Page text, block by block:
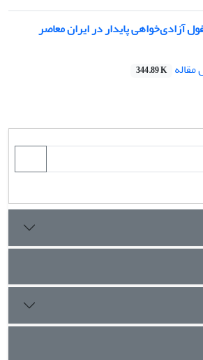
آزادی‌خواهی پایدار در ایران معاصر
344.89 K